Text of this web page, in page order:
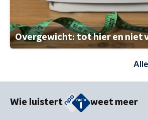
Overgewicht: tot hier en niet
Wie luistert weet meer